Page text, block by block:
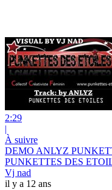
2:29
|
À suivre
DEMO ANLYZ
PUNKETTES DES
Vj nad
il y a 12 ans